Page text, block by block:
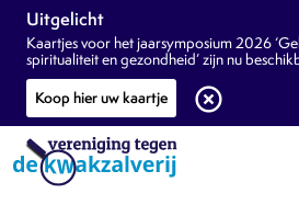
Uitgelicht
Kaartjes voor het jaarsymposium 2026
spiritualiteit en gezondheid’ zijn nu
Koop hier uw kaartje
highlight_off